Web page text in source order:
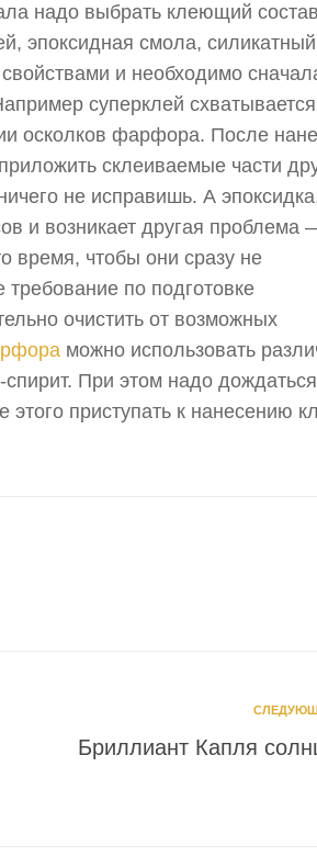
надо выбрать клеющий
эпоксидная смола,
и необходимо
суперклей
осколков фарфора. После
склеиваемые части
не исправишь. А
и возникает другая проблема
время, чтобы они сразу не
по подготовке
очистить от возможных
можно использовать
спирит. При этом надо
этого приступать к нанесению
Бриллиант Капля